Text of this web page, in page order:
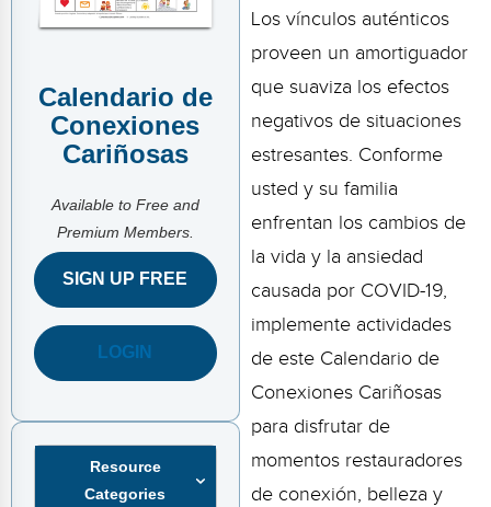
Early Childhood
School Districts
Not sure where you fit?
Take the 2-min diagnostic quiz
CD Now Modules
Implementation Tools
Coaching
Academies
Implementation Tools
CD Now Modules
Free Tools
Browse Store
Research & Results
Meet Dr. Becky Bailey
Calendario de
Conexiones
Cariñosas
Available to Free and
Premium Members.
SIGN UP FREE
LOGIN
Resource
Categories
Los vínculos auténticos
proveen un amortiguador
que suaviza los efectos
negativos de situaciones
estresantes. Conforme
usted y su familia
enfrentan los cambios de
la vida y la ansiedad
causada por COVID-19,
implemente actividades
de este Calendario de
Conexiones Cariñosas
para disfrutar de
momentos restauradores
de conexión, belleza y